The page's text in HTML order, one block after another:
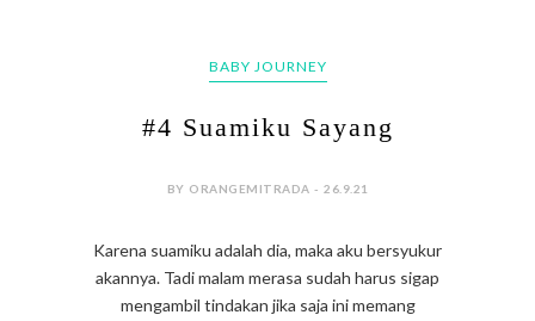
BABY JOURNEY
#4 Suamiku Sayang
BY ORANGEMITRADA - 26.9.21
Karena suamiku adalah dia, maka aku bersyukur
akannya. Tadi malam merasa sudah harus sigap
mengambil tindakan jika saja ini memang